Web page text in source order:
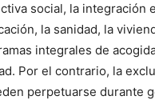
social, la
la sanidad, la
integrales de
Por el contrario, la
perpetuarse durante